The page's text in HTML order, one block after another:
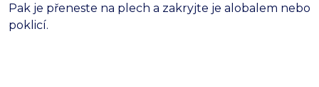
Pak je přeneste na plech a zakryjte je alobalem nebo
poklicí.